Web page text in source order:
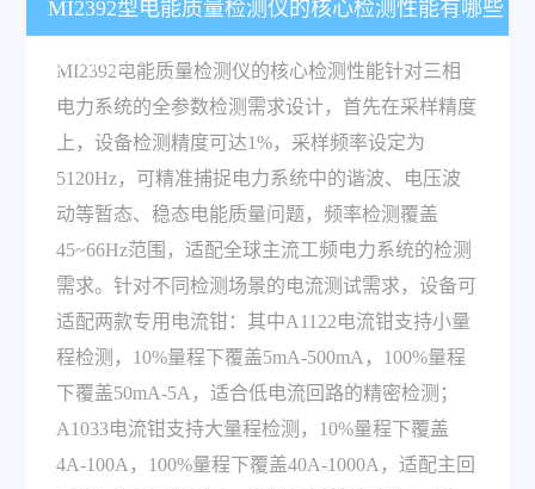
MI2392型电能质量检测仪的核心检测性能有哪些
技术特点？
MI2392电能质量检测仪的核心检测性能针对三相
电力系统的全参数检测需求设计，首先在采样精度
上，设备检测精度可达1%，采样频率设定为
5120Hz，可精准捕捉电力系统中的谐波、电压波
动等暂态、稳态电能质量问题，频率检测覆盖
45~66Hz范围，适配全球主流工频电力系统的检测
需求。针对不同检测场景的电流测试需求，设备可
适配两款专用电流钳：其中A1122电流钳支持小量
程检测，10%量程下覆盖5mA-500mA，100%量程
下覆盖50mA-5A，适合低电流回路的精密检测；
A1033电流钳支持大量程检测，10%量程下覆盖
4A-100A，100%量程下覆盖40A-1000A，适配主回